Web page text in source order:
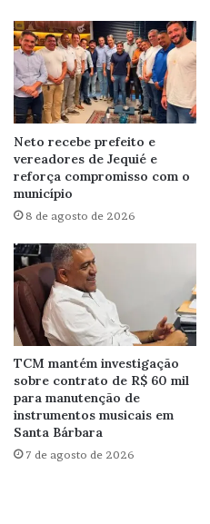
Neto recebe prefeito e
vereadores de Jequié e
reforça compromisso com o
município
8 de agosto de 2026
TCM mantém investigação
sobre contrato de R$ 60 mil
para manutenção de
instrumentos musicais em
Santa Bárbara
7 de agosto de 2026